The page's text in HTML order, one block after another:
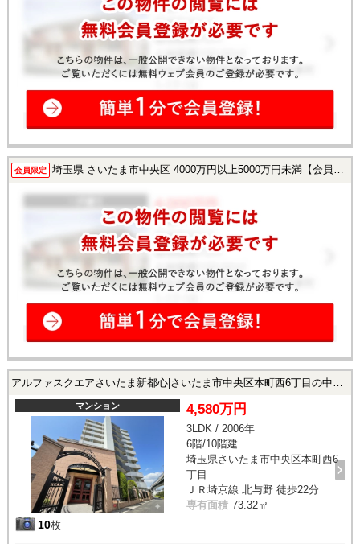
会員限定 埼玉県 さいたま市中央区 4000万円以上5000万円未満【会員様限定で公開中！】
マンション
10枚
4,580万円
3LDK / 2006年
6階/10階建
埼玉県さいたま市中央区本町西6
丁目
ＪＲ埼京線 北与野 徒歩22分
専有面積 73.32㎡